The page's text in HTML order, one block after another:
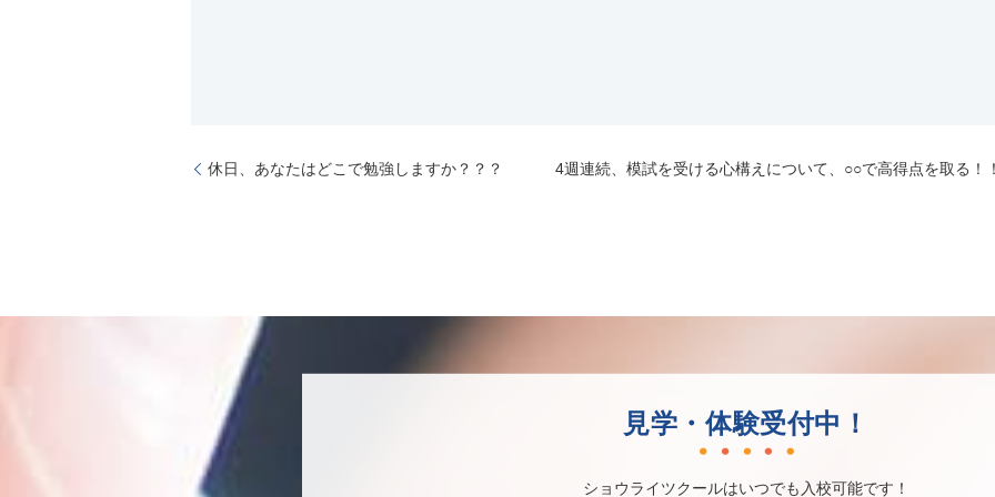
休日、あなたはどこで勉強しますか？？？ 4週連続、模試を受ける心構えについて、○○で高得点を取る！
見学・体験受付中！
ショウライツクールはいつでも入校可能です！